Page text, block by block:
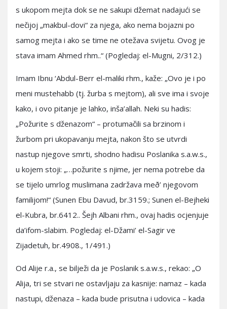
s ukopom mejta dok se ne sakupi džemat nadajući se
nečijoj „makbul-dovi“ za njega, ako nema bojazni po
samog mejta i ako se time ne otežava svijetu. Ovog je
stava imam Ahmed rhm..“ (Pogledaj: el-Mugni, 2/312.)
Imam Ibnu ‘Abdul-Berr el-maliki rhm., kaže: „Ovo je i po
meni mustehabb (tj. žurba s mejtom), ali sve ima i svoje
kako, i ovo pitanje je lahko, inša’allah. Neki su hadis:
„Požurite s dženazom“ – protumačili sa brzinom i
žurbom pri ukopavanju mejta, nakon što se utvrdi
nastup njegove smrti, shodno hadisu Poslanika s.a.w.s.,
u kojem stoji: „…požurite s njime, jer nema potrebe da
se tijelo umrlog muslimana zadržava með’ njegovom
familijom!“ (Sunen Ebu Davud, br.3159.; Sunen el-Bejheki
el-Kubra, br.6412.. Šejh Albani rhm., ovaj hadis ocjenjuje
da’ifom-slabim. Pogledaj: el-Džami’ el-Sagir ve
Zijadetuh, br.4908., 1/491.)
Od Alije r.a., se bilježi da je Poslanik s.a.w.s., rekao: „O
Alija, tri se stvari ne ostavljaju za kasnije: namaz – kada
nastupi, dženaza – kada bude prisutna i udovica – kada